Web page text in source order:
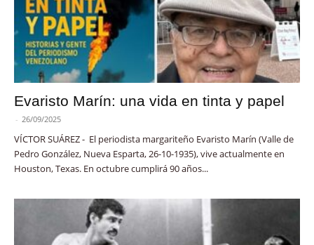
Evaristo Marín: una vida en tinta y papel
- 26/09/2025
VÍCTOR SUÁREZ - El periodista margariteño Evaristo Marín (Valle de
Pedro González, Nueva Esparta, 26-10-1935), vive actualmente en
Houston, Texas. En octubre cumplirá 90 años...